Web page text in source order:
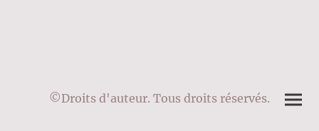
©Droits d'auteur. Tous droits réservés.